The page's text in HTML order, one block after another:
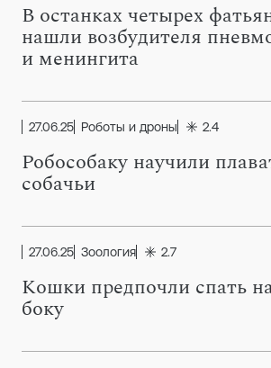
В останках четырех
нашли возбудителя
и менингита
27.06.25 Роботы и дроны 2.4
Робособаку научили
собачьи
27.06.25 Зоология 2.7
Кошки предпочли спать
боку